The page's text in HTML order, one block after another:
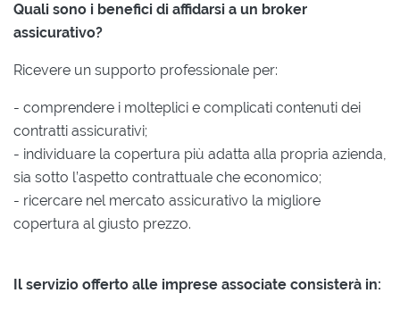
Quali sono i benefici di affidarsi a un broker
assicurativo?
Ricevere un supporto professionale per:
- comprendere i molteplici e complicati contenuti dei
contratti assicurativi;
- individuare la copertura più adatta alla propria azienda,
sia sotto l’aspetto contrattuale che economico;
- ricercare nel mercato assicurativo la migliore
copertura al giusto prezzo.
Il servizio offerto alle imprese associate consisterà in: